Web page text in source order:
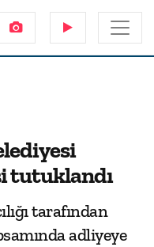
tutuklandı
tarafından
adliyeye